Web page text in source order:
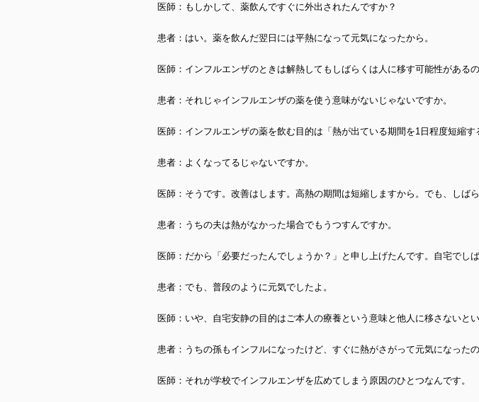
医師：もしかして、薬飲んですぐに外出されたんですか？
患者：はい。薬を飲んだ翌日には平熱になって元気になったから。
医師：インフルエンザのときは解熱してもしばらくは人に移す可能性がある
患者：それじゃインフルエンザの薬を使う意味がないじゃないですか。
医師：インフルエンザの薬を飲む目的は「熱が出ている期間を1日程度短縮す
患者：よくなってるじゃないですか。
医師：そうです。改善はします。高熱の期間は短縮しますから。でも、しば
患者：うちの夫は熱がなかった場合でもうつすんですか。
医師：だから「必要だったんでしょうか？」と申し上げたんです。自宅でし
患者：でも、普段のように元気でしたよ。
医師：いや、自宅安静の目的はご本人の療養という意味と他人に移さないと
患者：うちの孫もインフルになったけど、すぐに熱がさがって元気になった
医師：それが学校でインフルエンザを広めてしまう原因のひとつなんです。